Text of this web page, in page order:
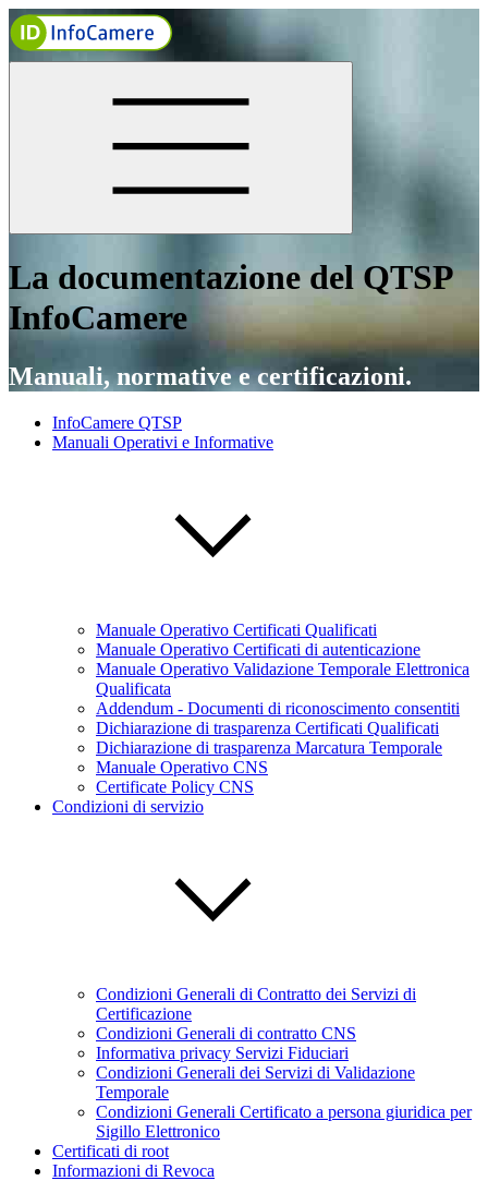
La documentazione del QTSP
InfoCamere
Manuali, normative e certificazioni.
InfoCamere QTSP
Manuali Operativi e Informative
Manuale Operativo Certificati Qualificati
Manuale Operativo Certificati di autenticazione
Manuale Operativo Validazione Temporale Elettronica
Qualificata
Addendum - Documenti di riconoscimento consentiti
Dichiarazione di trasparenza Certificati Qualificati
Dichiarazione di trasparenza Marcatura Temporale
Manuale Operativo CNS
Certificate Policy CNS
Condizioni di servizio
Condizioni Generali di Contratto dei Servizi di
Certificazione
Condizioni Generali di contratto CNS
Informativa privacy Servizi Fiduciari
Condizioni Generali dei Servizi di Validazione
Temporale
Condizioni Generali Certificato a persona giuridica per
Sigillo Elettronico
Certificati di root
Informazioni di Revoca